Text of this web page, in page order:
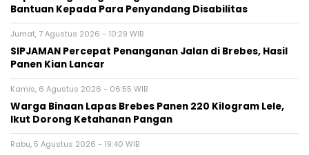
Bantuan Kepada Para Penyandang Disabilitas
Jumat, 7 Agustus 2026 - 10:29 WIB
SIPJAMAN Percepat Penanganan Jalan di Brebes, Hasil
Panen Kian Lancar
Kamis, 6 Agustus 2026 - 06:55 WIB
Warga Binaan Lapas Brebes Panen 220 Kilogram Lele,
Ikut Dorong Ketahanan Pangan
Rabu, 5 Agustus 2026 - 19:40 WIB